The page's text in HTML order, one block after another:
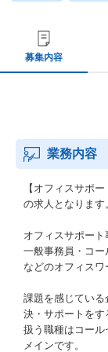
募集内容
業務内容
【オフィスサポ
の求人となります
オフィスサポート
一般事務員・コ
などのオフィスワ
課題を感じてい
決・サポートをす
扱う職種はコー
メインです。